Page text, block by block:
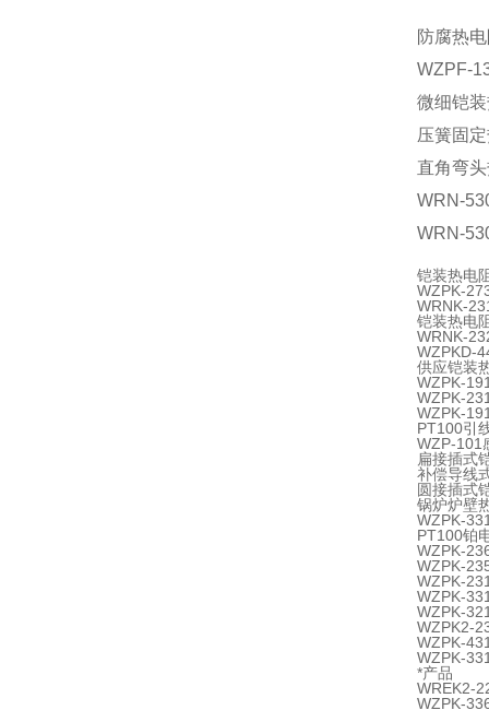
防腐热
WZPF-
微细铠
压簧固
直角弯
WRN-
WRN-
铠装热电
WZPK-
WRNK-
铠装热电
WRNK-
WZPKD-
供应铠装
WZPK-
WZPK-
WZPK-
PT100引
WZP-101
扁接插式
补偿导线
圆接插式
锅炉炉壁
WZPK-
PT100铂
WZPK-
WZPK-
WZPK-
WZPK-
WZPK-
WZPK2-
WZPK-
WZPK-
*产品
WREK2-
WZPK-